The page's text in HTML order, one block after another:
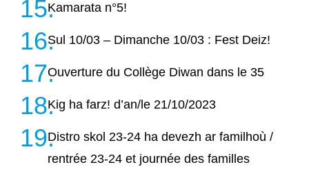
Kamarata n°5!
Sul 10/03 – Dimanche 10/03 : Fest Deiz!
Ouverture du Collège Diwan dans le 35
Kig ha farz! d’an/le 21/10/2023
Distro skol 23-24 ha devezh ar familhoù /
rentrée 23-24 et journée des familles